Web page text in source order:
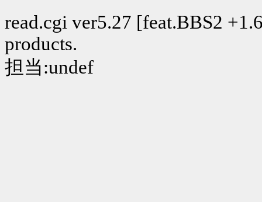
read.cgi ver5.27 [feat.BBS2
products.
担当:undef